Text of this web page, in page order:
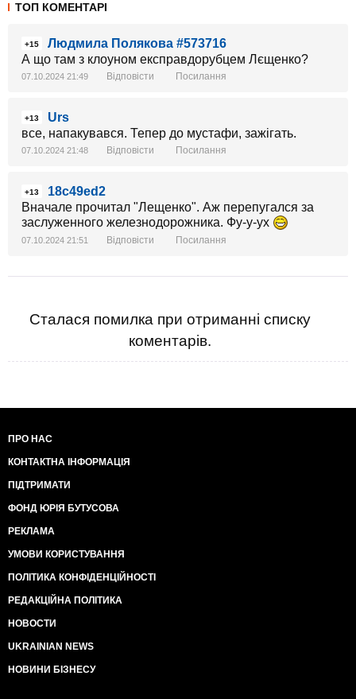
ТОП КОМЕНТАРІ
+15
Людмила Полякова #573716
А що там з клоуном експравдорубцем Лєщенко?
07.10.2024 21:49 Відповісти Посилання
+13
Urs
все, напакувався. Тепер до мустафи, зажігать.
07.10.2024 21:48 Відповісти Посилання
+13
18c49ed2
Вначале прочитал "Лещенко". Аж перепугался за
заслуженного железнодорожника. Фу-у-ух
07.10.2024 21:51 Відповісти Посилання
Сталася помилка при отриманні списку
коментарів.
ПРО НАС
КОНТАКТНА ІНФОРМАЦІЯ
ПІДТРИМАТИ
ФОНД ЮРІЯ БУТУСОВА
РЕКЛАМА
УМОВИ КОРИСТУВАННЯ
ПОЛІТИКА КОНФІДЕНЦІЙНОСТІ
РЕДАКЦІЙНА ПОЛІТИКА
НОВОСТИ
UKRAINIAN NEWS
НОВИНИ БІЗНЕСУ